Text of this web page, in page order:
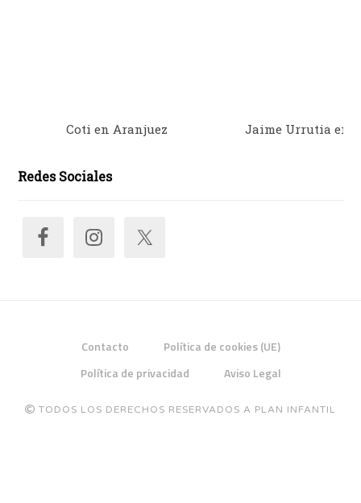
Coti en Aranjuez Jaime Urrutia en
Redes Sociales
Contacto
Política de cookies (UE)
Política de privacidad
Aviso Legal
TODOS LOS DERECHOS RESERVADOS A PLAN INFANTIL